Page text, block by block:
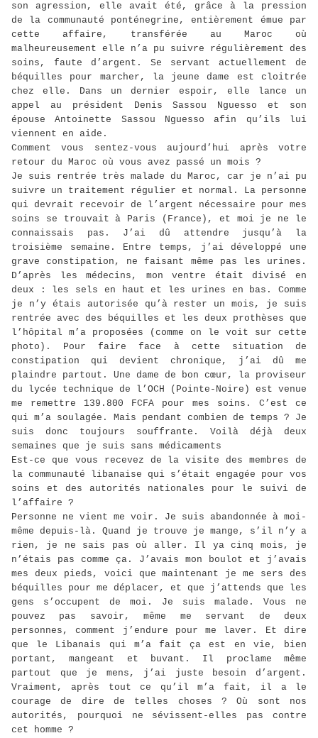
son agression, elle avait été, grâce à la pression
de la communauté ponténegrine, entièrement émue par
cette affaire, transférée au Maroc où
malheureusement elle n’a pu suivre régulièrement des
soins, faute d’argent. Se servant actuellement de
béquilles pour marcher, la jeune dame est cloitrée
chez elle. Dans un dernier espoir, elle lance un
appel au président Denis Sassou Nguesso et son
épouse Antoinette Sassou Nguesso afin qu’ils lui
viennent en aide.
Comment vous sentez-vous aujourd’hui après votre
retour du Maroc où vous avez passé un mois ?
Je suis rentrée très malade du Maroc, car je n’ai pu
suivre un traitement régulier et normal. La personne
qui devrait recevoir de l’argent nécessaire pour mes
soins se trouvait à Paris (France), et moi je ne le
connaissais pas. J’ai dû attendre jusqu’à la
troisième semaine. Entre temps, j’ai développé une
grave constipation, ne faisant même pas les urines.
D’après les médecins, mon ventre était divisé en
deux : les sels en haut et les urines en bas. Comme
je n’y étais autorisée qu’à rester un mois, je suis
rentrée avec des béquilles et les deux prothèses que
l’hôpital m’a proposées (comme on le voit sur cette
photo). Pour faire face à cette situation de
constipation qui devient chronique, j’ai dû me
plaindre partout. Une dame de bon cœur, la proviseur
du lycée technique de l’OCH (Pointe-Noire) est venue
me remettre 139.800 FCFA pour mes soins. C’est ce
qui m’a soulagée. Mais pendant combien de temps ? Je
suis donc toujours souffrante. Voilà déjà deux
semaines que je suis sans médicaments
Est-ce que vous recevez de la visite des membres de
la communauté libanaise qui s’était engagée pour vos
soins et des autorités nationales pour le suivi de
l’affaire ?
Personne ne vient me voir. Je suis abandonnée à moi-
même depuis-là. Quand je trouve je mange, s’il n’y a
rien, je ne sais pas où aller. Il ya cinq mois, je
n’étais pas comme ça. J’avais mon boulot et j’avais
mes deux pieds, voici que maintenant je me sers des
béquilles pour me déplacer, et que j’attends que les
gens s’occupent de moi. Je suis malade. Vous ne
pouvez pas savoir, même me servant de deux
personnes, comment j’endure pour me laver. Et dire
que le Libanais qui m’a fait ça est en vie, bien
portant, mangeant et buvant. Il proclame même
partout que je mens, j’ai juste besoin d’argent.
Vraiment, après tout ce qu’il m’a fait, il a le
courage de dire de telles choses ? Où sont nos
autorités, pourquoi ne sévissent-elles pas contre
cet homme ?